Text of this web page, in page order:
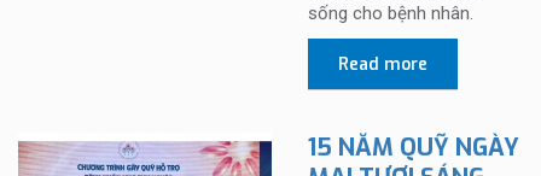
sống cho bệnh nhân.
Read more
15 NĂM QUỸ NGÀY